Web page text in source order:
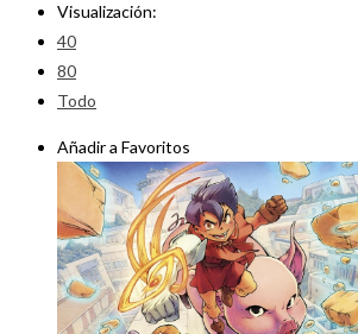
Visualización:
40
80
Todo
Añadir a Favoritos